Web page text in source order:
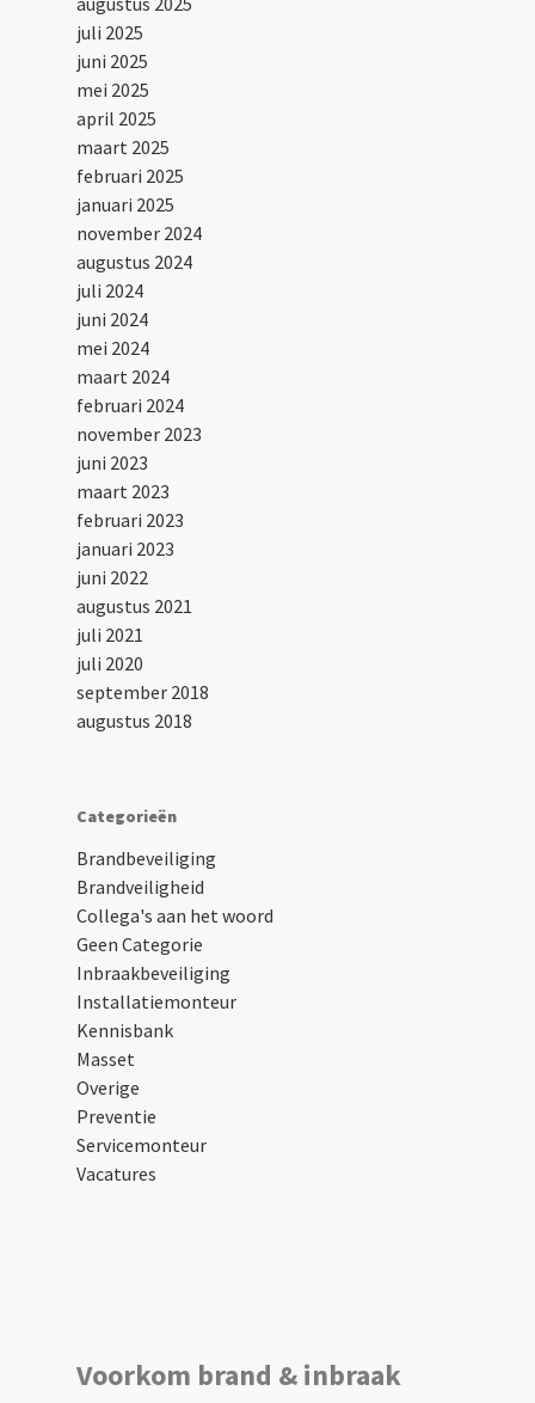
juli 2025
juni 2025
mei 2025
april 2025
maart 2025
februari 2025
januari 2025
november 2024
augustus 2024
juli 2024
juni 2024
mei 2024
maart 2024
februari 2024
november 2023
juni 2023
maart 2023
februari 2023
januari 2023
juni 2022
augustus 2021
juli 2021
juli 2020
september 2018
augustus 2018
Categorieën
Brandbeveiliging
Brandveiligheid
Collega's aan het woord
Geen Categorie
Inbraakbeveiliging
Installatiemonteur
Kennisbank
Masset
Overige
Preventie
Servicemonteur
Vacatures
Voorkom brand & inbraak